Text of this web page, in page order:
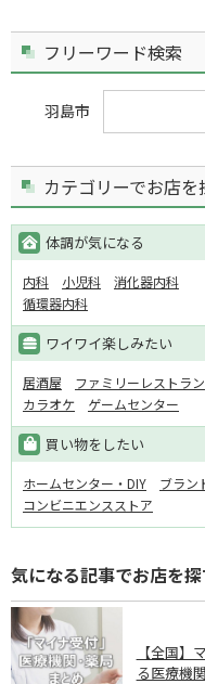
フリーワード検索
羽島市
カテゴリーでお店を
体調が気になる
内科 小児科
消化器内科
循環器内科
ワイワイ楽しみたい
居酒屋
ファミリーレストラン
カラオケ
ゲームセンター
買い物をしたい
ホームセンター・DIY
ブラン
コンビニエンスストア
気になる記事でお店を
【全国】
る医療機